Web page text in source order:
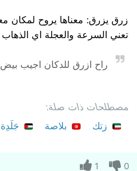
زرق يزرق: معناها يروح لمكان
تعني السرعة والعجلة اي
راح ازرق للدكان اجيب
مصطلحات ذات صلة:
زتك
بلاصة جَلَدِة
0
1